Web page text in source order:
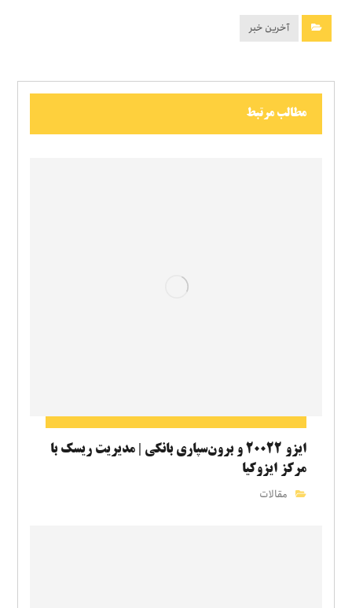
آخرین خبر
مطالب مرتبط
ایزو ۲۰۰۲۲ و برون‌سپاری بانکی | مدیریت ریسک با
مرکز ایزوکیا
مقالات